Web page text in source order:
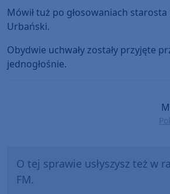
Mówił tuż po głosowaniach
Urbański.
Obydwie uchwały zostały przyjęte
jednogłośnie.
O tej sprawie usłyszysz też w
FM.